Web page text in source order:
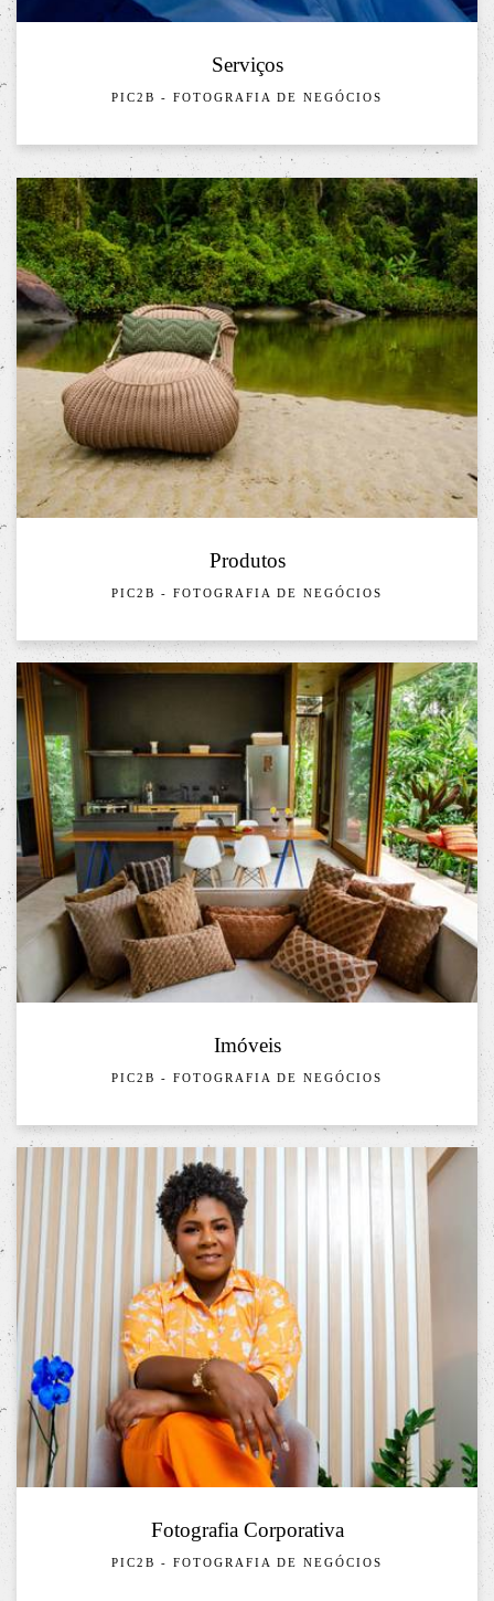
Serviços
PIC2B - FOTOGRAFIA DE NEGÓCIOS
Produtos
PIC2B - FOTOGRAFIA DE NEGÓCIOS
Imóveis
PIC2B - FOTOGRAFIA DE NEGÓCIOS
Fotografia Corporativa
PIC2B - FOTOGRAFIA DE NEGÓCIOS